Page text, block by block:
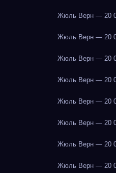
Жюль Верн — 20
Жюль Верн — 20
Жюль Верн — 20
Жюль Верн — 20
Жюль Верн — 20
Жюль Верн — 20
Жюль Верн — 20
Жюль Верн — 20